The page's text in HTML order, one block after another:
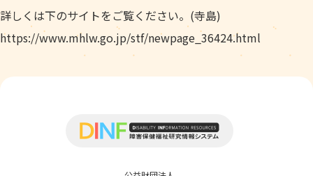
詳しくは下のサイトをご覧ください。(寺島)
https://www.mhlw.go.jp/stf/newpage_36424.html